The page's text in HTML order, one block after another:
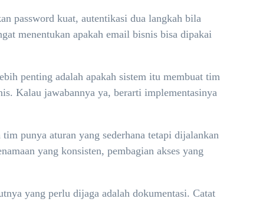
password kuat, autentikasi dua langkah bila
menentukan apakah email bisnis bisa dipakai
penting adalah apakah sistem itu membuat tim
Kalau jawabannya ya, berarti implementasinya
punya aturan yang sederhana tetapi dijalankan
yang konsisten, pembagian akses yang
yang perlu dijaga adalah dokumentasi. Catat